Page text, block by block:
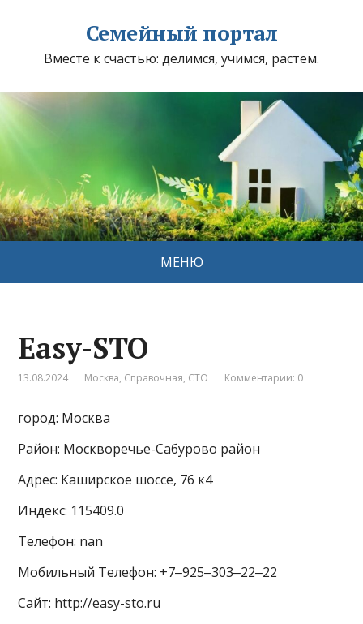
Семейный портал
Вместе к счастью: делимся, учимся, растем.
МЕНЮ
Easy-STO
13.08.2024 Москва, Справочная, СТО Комментарии: 0
город: Москва
Район: Москворечье-Сабурово район
Адрес: Каширское шоссе, 76 к4
Индекс: 115409.0
Телефон: nan
Мобильный Телефон: +7‒925‒303‒22‒22
Сайт: http://easy-sto.ru